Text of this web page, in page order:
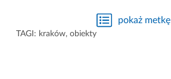
pokaż metkę
TAGI: kraków, obiekty